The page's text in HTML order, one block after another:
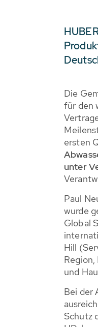
Die
für den
ersten
unter
Paul
wurde
Global
Hill
und
Bei der
Schutz